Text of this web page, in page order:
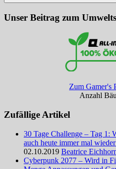
Suchen
Unser Beitrag zum
Zum Gamer's
Anzahl
Zufällige Artikel
30 Tage Challenge – Tag 1:
auch heute immer mal
02.10.2019 Beatrice
Cyberpunk 2077 – Wird in